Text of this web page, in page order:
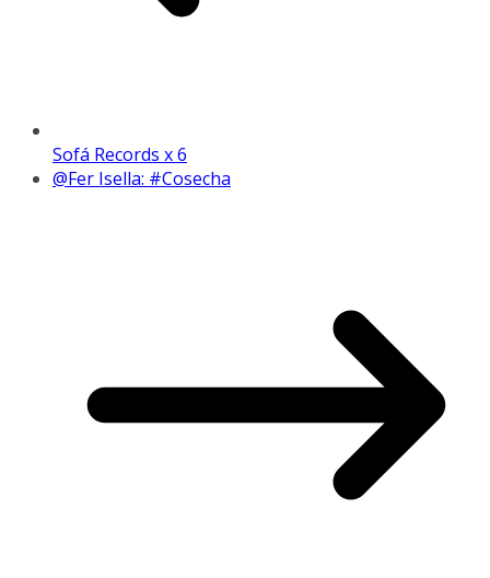
Sofá Records x 6
@Fer Isella: #Cosecha